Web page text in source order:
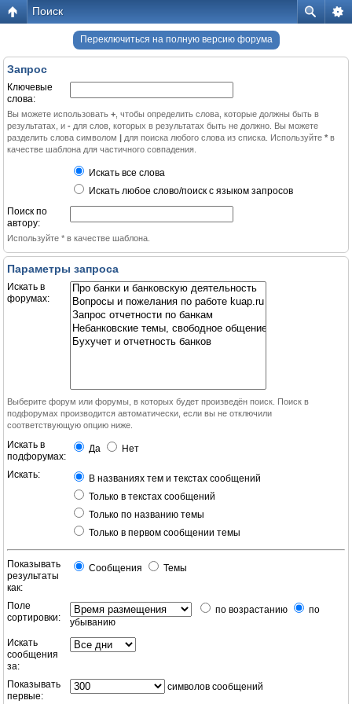
Поиск
Переключиться на полную версию форума
Запрос
Ключевые
слова:
Вы можете использовать + , чтобы определить слова, которые должны быть в
результатах, и - для слов, которых в результатах быть не должно. Вы можете
разделить слова символом | для поиска любого слова из списка. Используйте * в
качестве шаблона для частичного совпадения.
Искать все слова
Искать любое слово/поиск с языком запросов
Поиск по
автору:
Используйте * в качестве шаблона.
Параметры запроса
Искать в
форумах:
Выберите форум или форумы, в которых будет произведён поиск. Поиск в
подфорумах производится автоматически, если вы не отключили
соответствующую опцию ниже.
Искать в
подфорумах:
Да Нет
Искать:
В названиях тем и текстах сообщений
Только в текстах сообщений
Только по названию темы
Только в первом сообщении темы
Показывать
результаты
как:
Сообщения Темы
Поле
сортировки:
по возрастанию
по
убыванию
Искать
сообщения
за:
Показывать
первые:
символов сообщений